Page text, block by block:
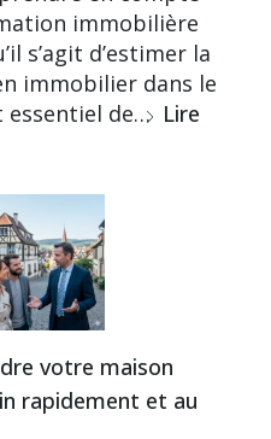
immobilière
s’agit d’estimer la
immobilier dans le
essentiel de… Lire
votre maison
rapidement et au